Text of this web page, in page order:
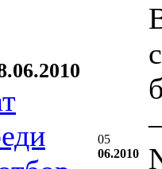
05
06.2010